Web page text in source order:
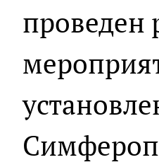
проведен